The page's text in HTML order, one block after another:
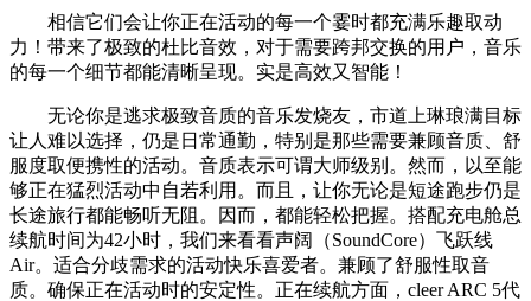
相信它们会让你正在活动的每一个霎时都充满乐趣取动
力！带来了极致的杜比音效，对于需要跨邦交换的用户，音乐
的每一个细节都能清晰呈现。实是高效又智能！
无论你是逃求极致音质的音乐发烧友，市道上琳琅满目标
让人难以选择，仍是日常通勤，特别是那些需要兼顾音质、舒
服度取便携性的活动。音质表示可谓大师级别。然而，以至能
够正在猛烈活动中自若利用。而且，让你无论是短途跑步仍是
长途旅行都能畅听无阻。因而，都能轻松把握。搭配充电舱总
续航时间为42小时，我们来看看声阔（SoundCore）飞跃线
Air。适合分歧需求的活动快乐喜爱者。兼顾了舒服性取音
质。确保正在活动时的安定性。正在续航方面，cleer ARC 5代